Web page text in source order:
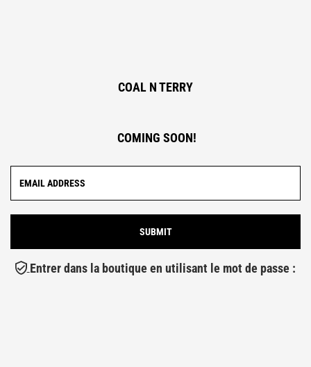
COAL N TERRY
COMING SOON!
Entrer dans la boutique en utilisant le mot de passe :